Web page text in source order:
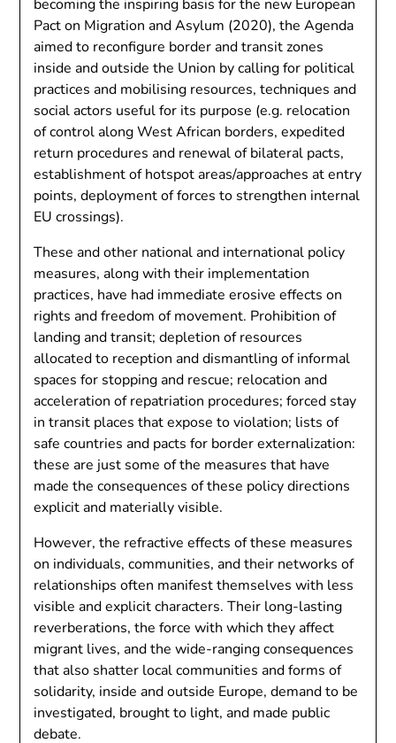
becoming the inspiring basis for the new European
Pact on Migration and Asylum (2020), the Agenda
aimed to reconfigure border and transit zones
inside and outside the Union by calling for political
practices and mobilising resources, techniques and
social actors useful for its purpose (e.g. relocation
of control along West African borders, expedited
return procedures and renewal of bilateral pacts,
establishment of hotspot areas/approaches at entry
points, deployment of forces to strengthen internal
EU crossings).
These and other national and international policy
measures, along with their implementation
practices, have had immediate erosive effects on
rights and freedom of movement. Prohibition of
landing and transit; depletion of resources
allocated to reception and dismantling of informal
spaces for stopping and rescue; relocation and
acceleration of repatriation procedures; forced stay
in transit places that expose to violation; lists of
safe countries and pacts for border externalization:
these are just some of the measures that have
made the consequences of these policy directions
explicit and materially visible.
However, the refractive effects of these measures
on individuals, communities, and their networks of
relationships often manifest themselves with less
visible and explicit characters. Their long-lasting
reverberations, the force with which they affect
migrant lives, and the wide-ranging consequences
that also shatter local communities and forms of
solidarity, inside and outside Europe, demand to be
investigated, brought to light, and made public
debate.